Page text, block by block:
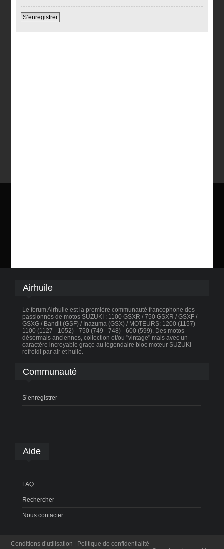
S’enregistrer
Airhuile
Le forum Airhuile est la première communauté francophone des
passionnés de motos SUZUKI : 1100 GSXR / 750 GSXR / GSXF /
GSXG / Bandit (GSF) / Inazuma (GSX) / MOTEURS: 1200 (1157) -
1100 (1127 - 1052) - 750 (749 - 748) - 600 (599). Des motos
désormais anciennes, collection et/ou "vintage" mais avec un
caractère incroyable graçe au légendaire bloc moteur SUZUKI
refroidi par air et huile.
Communauté
S’enregistrer
Aide
FAQ
Rechercher
Nous contacter
Conditions d’utilisation | Politique de confidentialité